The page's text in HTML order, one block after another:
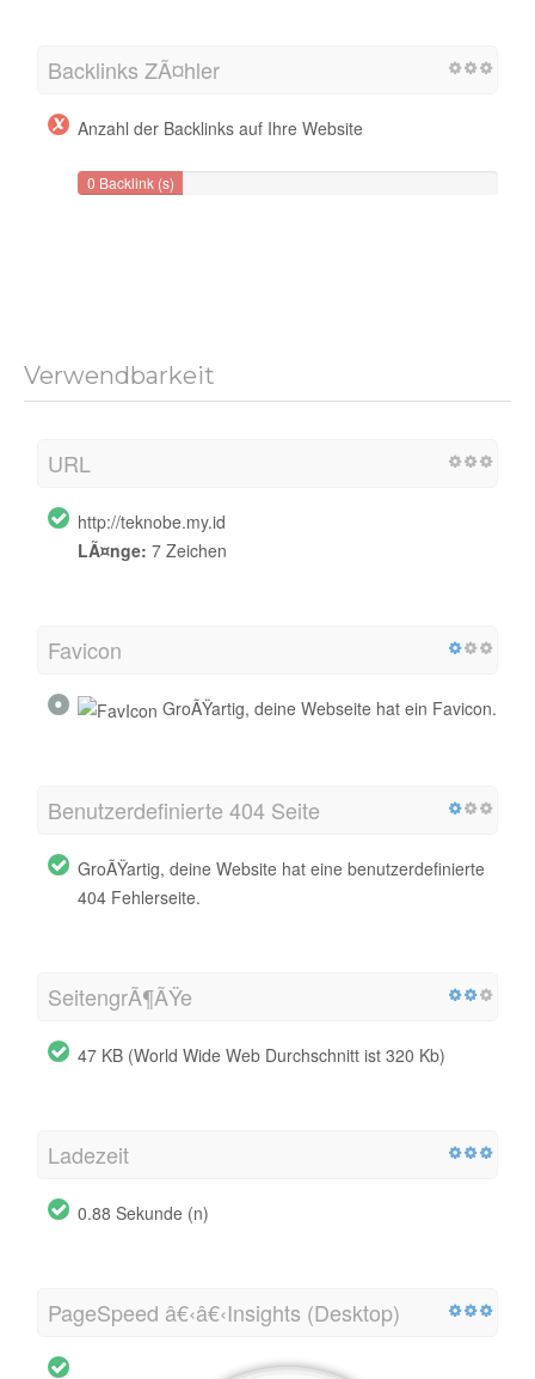
Backlinks ZÃ¤hler
Anzahl der Backlinks auf Ihre Website
0 Backlink (s)
Verwendbarkeit
URL
http://teknobe.my.id
LÃ¤nge: 7 Zeichen
Favicon
GroÃŸartig, deine Webseite hat ein Favicon.
Benutzerdefinierte 404 Seite
GroÃŸartig, deine Website hat eine benutzerdefinierte
404 Fehlerseite.
SeitengrÃ¶ÃŸe
47 KB (World Wide Web Durchschnitt ist 320 Kb)
Ladezeit
0.88 Sekunde (n)
PageSpeed â€‹â€‹Insights (Desktop)